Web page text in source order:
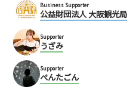
Business Supporter
公益財団法人 大阪観光局
Supporter
うざみ
Supporter
ぺんたごん